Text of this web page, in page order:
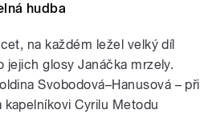
hudba
na každém ležel velký díl
jejich glosy Janáčka mrzely.
Svobodová–Hanusová – při
Cyrilu Metodu